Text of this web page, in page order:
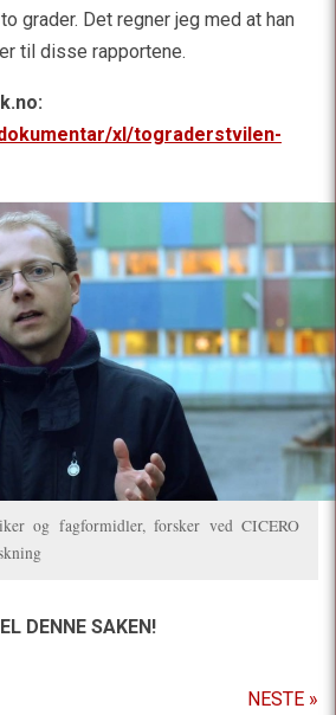
grader. Det regner jeg med at han
til disse rapportene.
xl/tograderstvilen-
og fagformidler, forsker ved CICERO
DENNE SAKEN!
NESTE »